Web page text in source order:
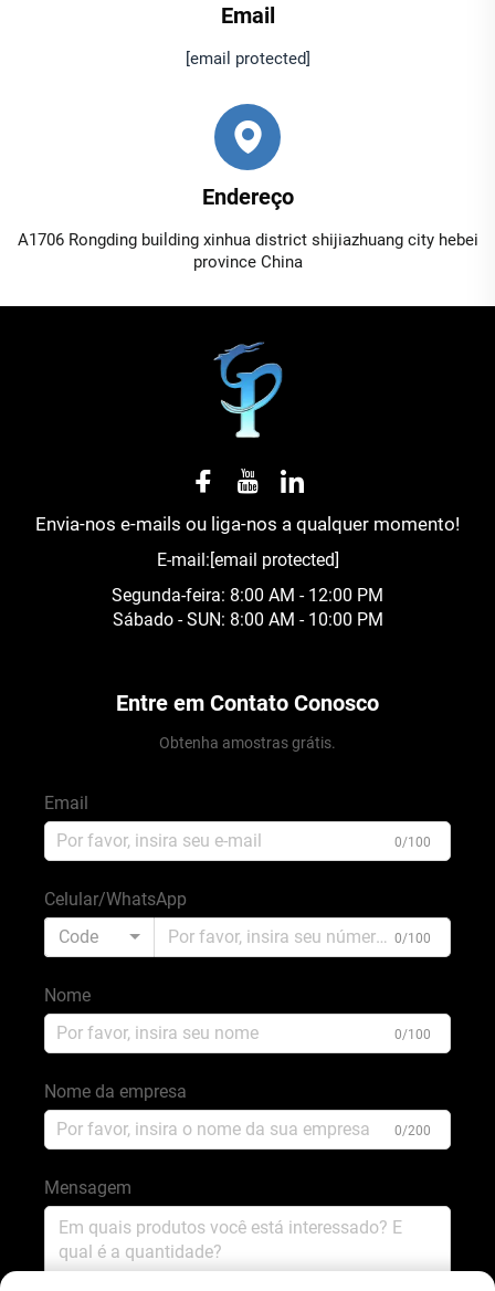
Email
[email protected]
Endereço
A1706 Rongding building xinhua district shijiazhuang city hebei
province China
Envia-nos e-mails ou liga-nos a qualquer momento!
E-mail:[email protected]
Segunda-feira: 8:00 AM - 12:00 PM
Sábado - SUN: 8:00 AM - 10:00 PM
Entre em Contato Conosco
Obtenha amostras grátis.
Email
0/100
Celular/WhatsApp
Code
0/100
Nome
0/100
Nome da empresa
0/200
Mensagem